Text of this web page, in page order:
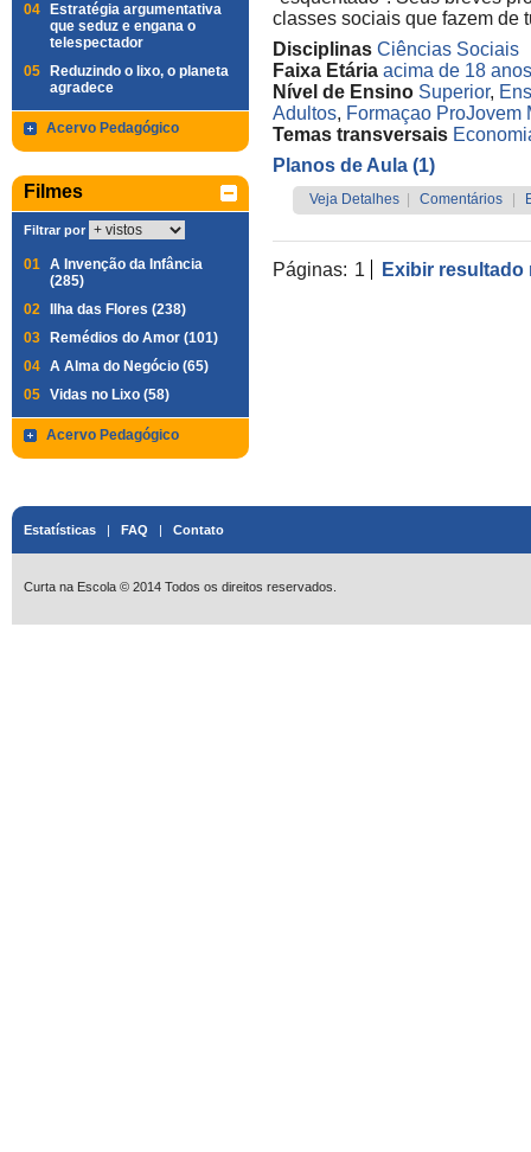
04
Estratégia argumentativa
que seduz e engana o
telespectador
05
Reduzindo o lixo, o planeta
agradece
Acervo Pedagógico
Filmes
Filtrar por
01 A Invenção da Infância
(285)
02
Ilha das Flores (238)
03
Remédios do Amor (101)
04 A Alma do Negócio (65)
05 Vidas no Lixo (58)
Acervo Pedagógico
classes sociais que fazem de
Disciplinas Ciências Sociais
Faixa Etária acima de 18 anos
Nível de Ensino Superior,
Adultos, Formaçao ProJovem
Temas transversais
Planos de Aula (1)
Veja Detalhes Comentários
Páginas: 1 Exibir resultado
Estatísticas | FAQ | Contato
Curta na Escola © 2014 Todos os direitos reservados.